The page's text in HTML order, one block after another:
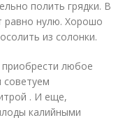
полить грядки. В
равно нулю. Хорошо
из солонки.
любое
советуем
. И еще,
калийными